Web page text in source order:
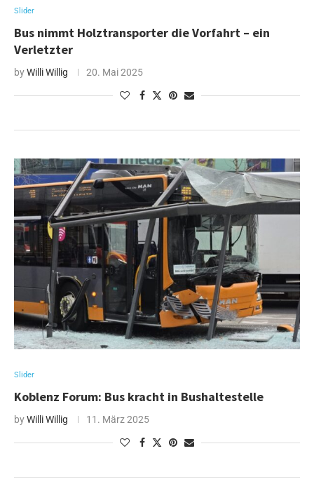
Slider
Bus nimmt Holztransporter die Vorfahrt – ein
Verletzter
byWilli Willig 20. Mai 2025
Slider
Koblenz Forum: Bus kracht in Bushaltestelle
byWilli Willig 11. März 2025